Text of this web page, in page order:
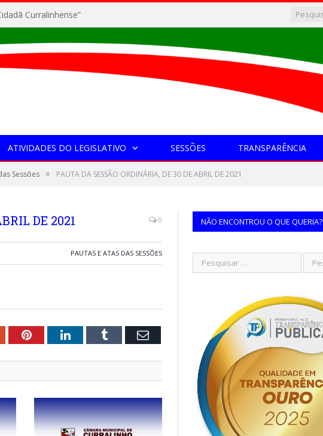
Curralinhense”
ATIVIDADES DO LEGISLATIVO SESSÕES TRANSPARÊNCIA
Sessões » PAUTA DA SESSÃO ORDINÁRIA, DE 30 DE ABRIL DE 2021
DE 2021 0
PAUTAS E ATAS DAS SESSÕES
PinterestLinkedInTumblr Email
NÃO ENCONTROU O QUE QUERIA?